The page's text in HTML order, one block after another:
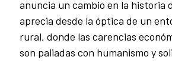
anuncia un cambio en la historia
aprecia desde la óptica de un
rural, donde las carencias
son paliadas con humanismo y